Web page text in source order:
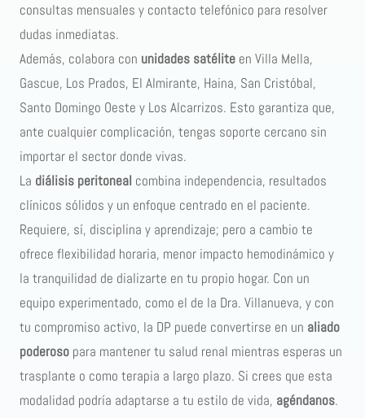
consultas mensuales y contacto telefónico para resolver
dudas inmediatas.
Además, colabora con unidades satélite en Villa Mella,
Gascue, Los Prados, El Almirante, Haina, San Cristóbal,
Santo Domingo Oeste y Los Alcarrizos. Esto garantiza que,
ante cualquier complicación, tengas soporte cercano sin
importar el sector donde vivas.
La diálisis peritoneal combina independencia, resultados
clínicos sólidos y un enfoque centrado en el paciente.
Requiere, sí, disciplina y aprendizaje; pero a cambio te
ofrece flexibilidad horaria, menor impacto hemodinámico y
la tranquilidad de dializarte en tu propio hogar. Con un
equipo experimentado, como el de la Dra. Villanueva, y con
tu compromiso activo, la DP puede convertirse en un aliado
poderoso para mantener tu salud renal mientras esperas un
trasplante o como terapia a largo plazo. Si crees que esta
modalidad podría adaptarse a tu estilo de vida, agéndanos.